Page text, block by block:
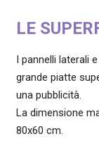
LE
I pannelli laterali
grande piatte
una pubblicità.
La dimensione
80х60 cm.